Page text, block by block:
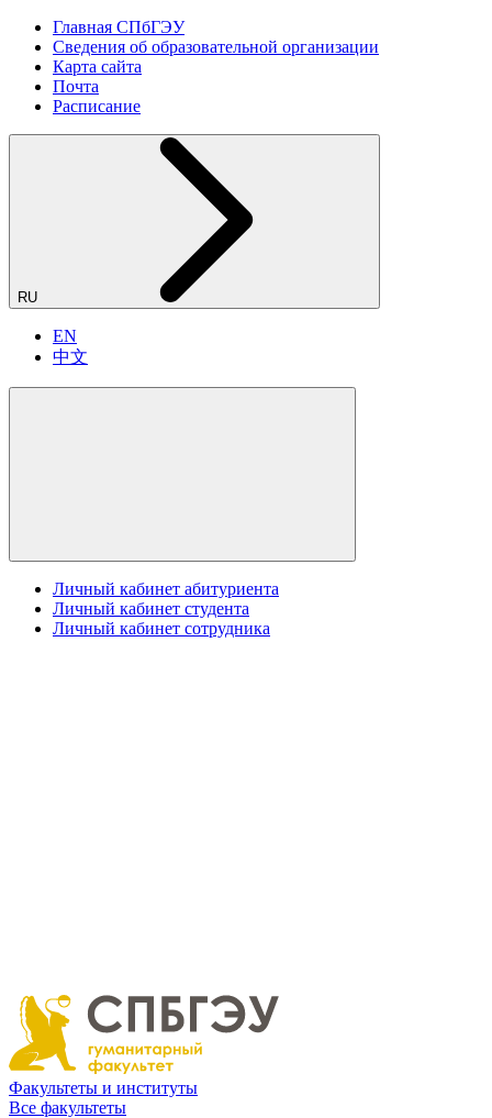
Главная СПбГЭУ
Сведения об образовательной организации
Карта сайта
Почта
Расписание
RU
EN
中文
Личный кабинет абитуриента
Личный кабинет студента
Личный кабинет сотрудника
Факультеты и институты
Все факультеты